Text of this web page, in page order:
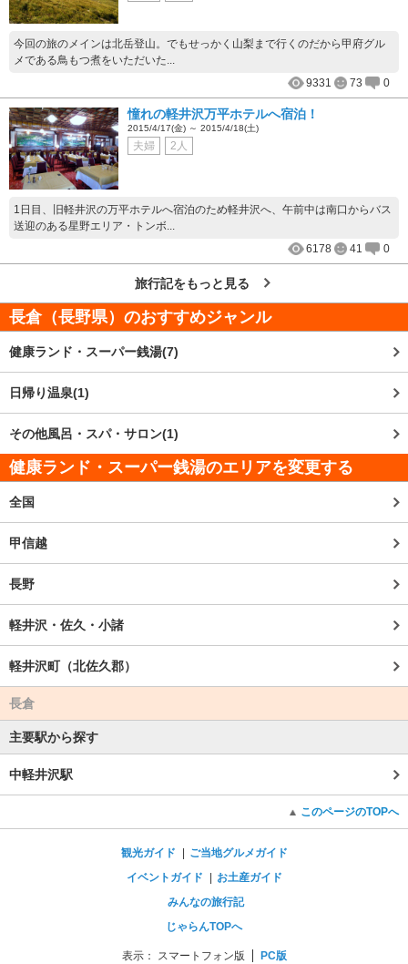
今回の旅のメインは北岳登山。でもせっかく山梨まで行くのだから甲府グル
メである鳥もつ煮をいただいた...
9331
73 0
憧れの軽井沢万平ホテルへ宿泊！
2015/4/17(金) ～ 2015/4/18(土)
夫婦 2人
1日目、旧軽井沢の万平ホテルへ宿泊のため軽井沢へ、午前中は南口からバス
送迎のある星野エリア・トンボ...
6178
41 0
旅行記をもっと見る
長倉（長野県） のおすすめジャンル
健康ランド・スーパー銭湯(7)
日帰り温泉(1)
その他風呂・スパ・サロン(1)
健康ランド・スーパー銭湯のエリアを変更する
全国
甲信越
長野
軽井沢・佐久・小諸
軽井沢町（北佐久郡）
長倉
主要駅から探す
中軽井沢駅
このページのTOPへ
観光ガイド
ご当地グルメガイド
イベントガイド
お土産ガイド
みんなの旅行記
じゃらんTOPへ
表示： スマートフォン版 PC版